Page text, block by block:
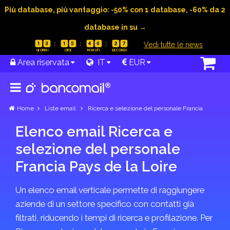
Più database, più vantaggio: -50% con 1 database, -60% da 2
database in su →
1 3 1 5 4 0 2 7 Vedi tutte le news
Area riservata IT EUR
Home Liste email Ricerca e selezione del personale Francia
Elenco email Ricerca e
selezione del personale
Francia Pays de la Loire
Un elenco email verticale permette di raggiungere
aziende di un settore specifico con contatti già
filtrati, riducendo i tempi di ricerca e profilazione. Per